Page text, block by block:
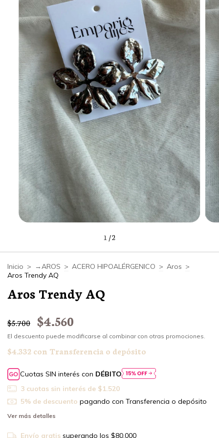
1 /2
Inicio > →AROS > ACERO HIPOALÉRGENICO > Aros >
Aros Trendy AQ
Aros Trendy AQ
$5.700 $4.560
El descuento puede modificarse al combinar con otras promociones.
$4.332 con Transferencia o depósito
Cuotas SIN interés con DÉBITO
3 cuotas sin interés de $1.520
5% de descuento pagando con Transferencia o depósito
Ver más detalles
Envío gratis superando los $80.000